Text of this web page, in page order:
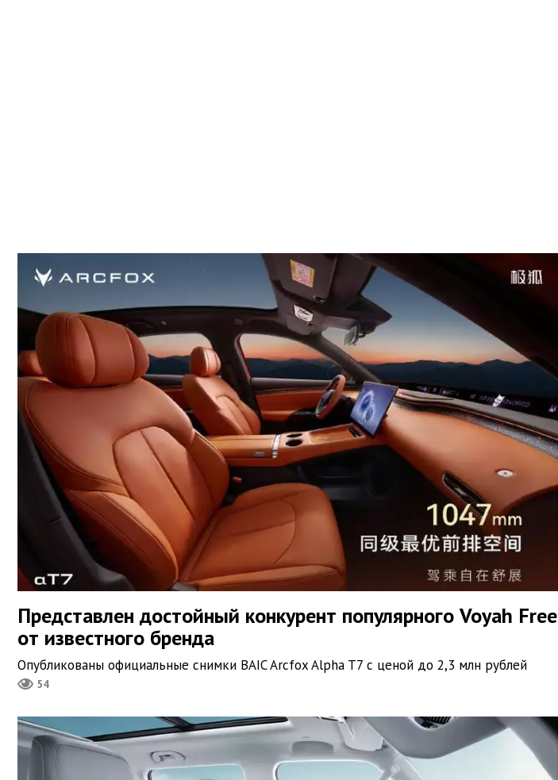
Представлен достойный конкурент популярного Voyah Free
от известного бренда
Опубликованы официальные снимки BAIC Arcfox Alpha T7 с ценой до 2,3 млн рублей
54